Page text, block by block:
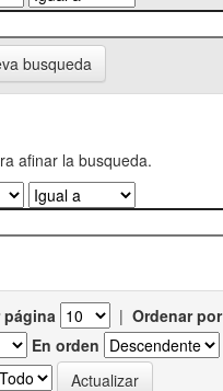
busqueda
afinar la busqueda.
página | Ordenar por
En orden